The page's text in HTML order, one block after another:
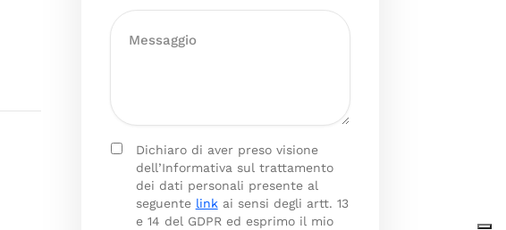
Dichiaro di aver preso visione
dell’Informativa sul trattamento
dei dati personali presente al
seguente linkai sensi degli artt. 13
e 14 del GDPR ed esprimo il mio